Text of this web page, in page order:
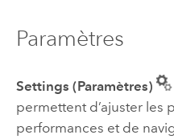
Paramètres
Settings (Paramètres)
permettent d’ajuster les
performances et de